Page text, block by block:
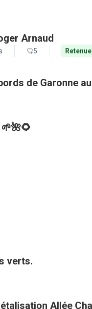
Arnaud
5 Retenue
de Garonne
verts.
Allée